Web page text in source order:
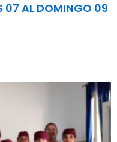
07 AL DOMINGO 09